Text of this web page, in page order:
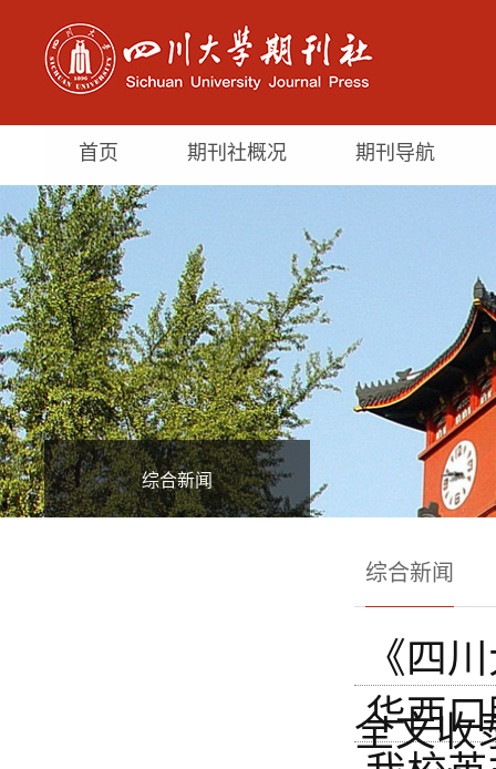
首页 期刊社概况 期刊导航
综合新闻
综合新闻
《四
全文收
华西